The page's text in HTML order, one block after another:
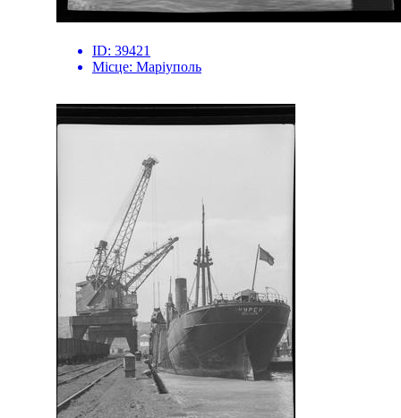
ID: 39421
Місце: Маріуполь